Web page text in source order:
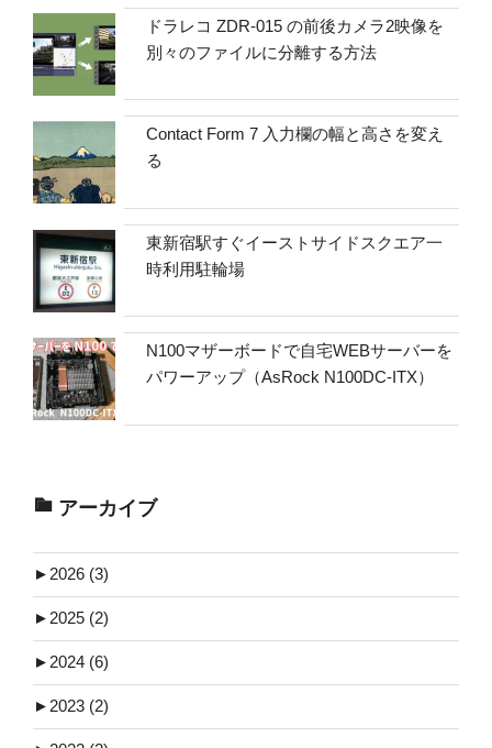
ドラレコ ZDR-015 の前後カメラ2映像を
別々のファイルに分離する方法
Contact Form 7 入力欄の幅と高さを変え
る
東新宿駅すぐイーストサイドスクエア一
時利用駐輪場
N100マザーボードで自宅WEBサーバーを
パワーアップ（AsRock N100DC-ITX）
アーカイブ
►2026 (3)
►2025 (2)
►2024 (6)
►2023 (2)